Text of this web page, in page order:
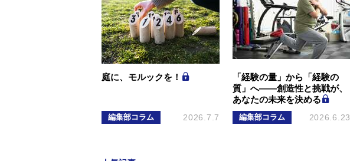
庭に、モルックを！
編集部コラム 2026.7.7
「経験の量」から「経験の
質」へ――創造性と挑戦が、
あなたの未来を決める
編集部コラム 2026.6.23